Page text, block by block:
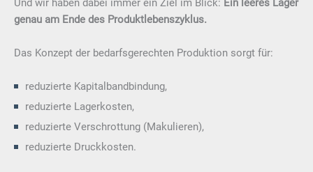
Und wir haben dabei immer ein Ziel im Blick: Ein leeres Lager
genau am Ende des Produktlebenszyklus.
Das Konzept der bedarfsgerechten Produktion sorgt für:
reduzierte Kapitalbandbindung,
reduzierte Lagerkosten,
reduzierte Verschrottung (Makulieren),
reduzierte Druckkosten.